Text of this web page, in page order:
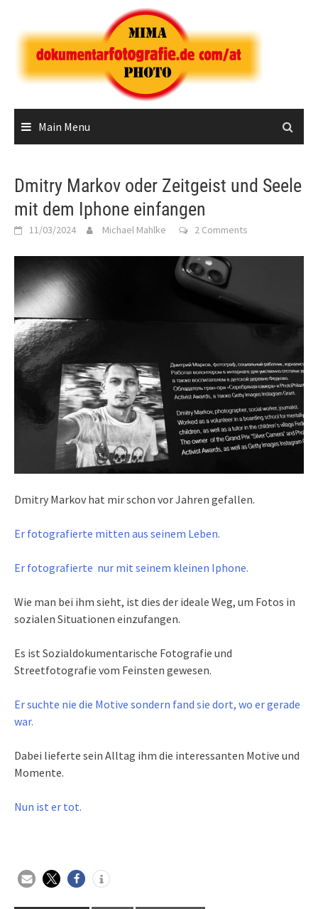
content
Main Menu
Dmitry Markov oder Zeitgeist und Seele
mit dem Iphone einfangen
11/03/2024 Michael Mahlke 2 Comments
Dmitry Markov hat mir schon vor Jahren gefallen.
Er fotografierte mitten aus seinem Leben.
Er fotografierte nur mit seinem kleinen Iphone.
Wie man bei ihm sieht, ist dies der ideale Weg, um Fotos in
sozialen Situationen einzufangen.
Es ist Sozialdokumentarische Fotografie und
Streetfotografie vom Feinsten gewesen.
Er suchte nie die Motive sondern fand sie dort, wo er gerade
war.
Dabei lieferte sein Alltag ihm die interessanten Motive und
Momente.
Nun ist er tot.